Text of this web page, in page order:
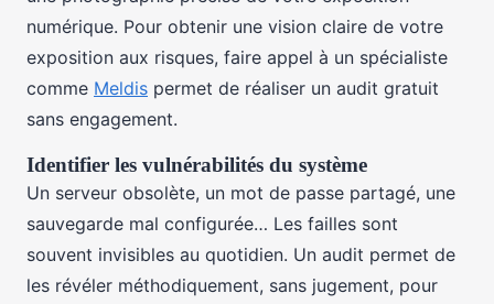
numérique. Pour obtenir une vision claire de votre
exposition aux risques, faire appel à un spécialiste
comme Meldis permet de réaliser un audit gratuit
sans engagement.
Identifier les vulnérabilités du système
Un serveur obsolète, un mot de passe partagé, une
sauvegarde mal configurée… Les failles sont
souvent invisibles au quotidien. Un audit permet de
les révéler méthodiquement, sans jugement, pour